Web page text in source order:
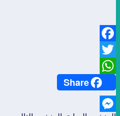
Facebook
Twitter
WhatsApp
Share